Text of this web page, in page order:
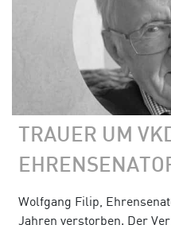
TRAUER UM
Wolfgang Filip,
Jahren verstorben. Der